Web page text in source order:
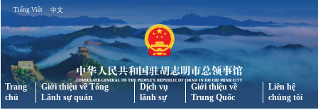
Tiếng Việt 中文
Trang
chủ
Giới thiệu về Tổng
Lãnh sự quán
Dịch vụ
lãnh sự
Giới thiệu về
Trung Quốc
Liên hệ
chúng tôi